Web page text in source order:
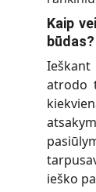
Kaip
būdas?
atrodo
ieško